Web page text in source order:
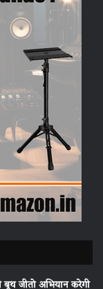
जीतो अभियान करेगी